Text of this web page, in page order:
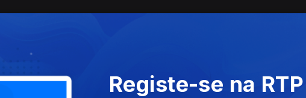
Registe-se na RTP